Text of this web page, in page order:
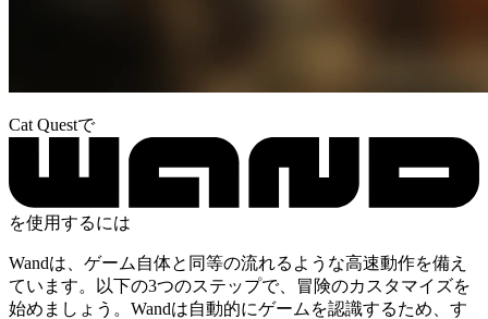
Cat Questで
を使用するには
Wandは、ゲーム自体と同等の流れるような高速動作を備え
ています。以下の3つのステップで、冒険のカスタマイズを
始めましょう。Wandは自動的にゲームを認識するため、す